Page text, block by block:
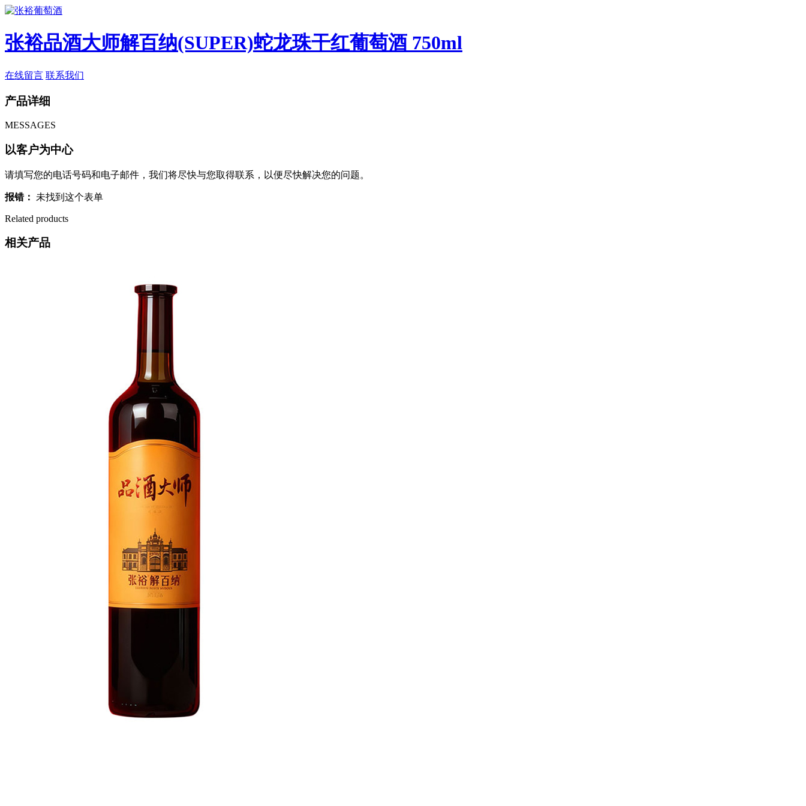
张裕品酒大师解百纳(SUPER)蛇龙珠干红葡萄酒 750ml
在线留言 联系我们
产品详细
MESSAGES
以客户为中心
请填写您的电话号码和电子邮件，我们将尽快与您取得联系，以便尽快解决您的问题。
报错： 未找到这个表单
Related products
相关产品